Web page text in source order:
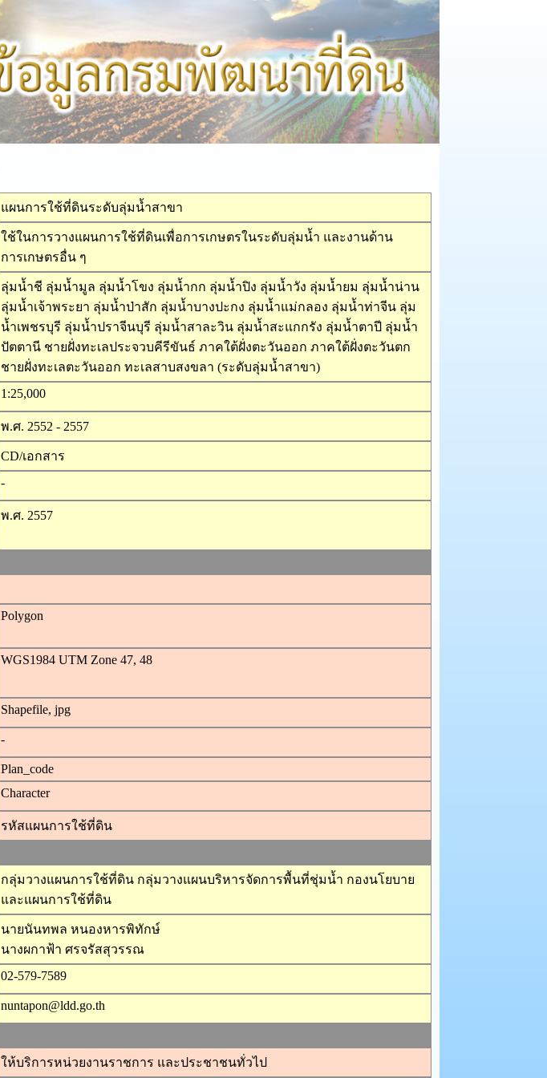
แผนการใช้ที่ดินระดับลุ่มน้ำสาขา
ใช้ในการวางแผนการใช้ที่ดินเพื่อการเกษตรในระดับลุ่มน้ำ และงานด้าน
การเกษตรอื่น ๆ
ลุ่มน้ำชี ลุ่มน้ำมูล ลุ่มน้ำโขง ลุ่มน้ำกก ลุ่มน้ำปิง ลุ่มน้ำวัง ลุ่มน้ำยม ลุ่มน้ำน่าน
ลุ่มน้ำเจ้าพระยา ลุ่มน้ำป่าสัก ลุ่มน้ำบางปะกง ลุ่มน้ำแม่กลอง ลุ่มน้ำท่าจีน ลุ่ม
น้ำเพชรบุรี ลุ่มน้ำปราจีนบุรี ลุ่มน้ำสาละวิน ลุ่มน้ำสะแกกรัง ลุ่มน้ำตาปี ลุ่มน้ำ
ปัตตานี ชายฝั่งทะเลประจวบคีรีขันธ์ ภาคใต้ฝั่งตะวันออก ภาคใต้ฝั่งตะวันตก
ชายฝั่งทะเลตะวันออก ทะเลสาบสงขลา (ระดับลุ่มน้ำสาขา)
1:25,000
พ.ศ. 2552 - 2557
CD/เอกสาร
-
พ.ศ. 2557
Polygon
WGS1984 UTM Zone 47, 48
Shapefile, jpg
-
Plan_code
Character
รหัสแผนการใช้ที่ดิน
กลุ่มวางแผนการใช้ที่ดิน กลุ่มวางแผนบริหารจัดการพื้นที่ชุ่มน้ำ กองนโยบาย
และแผนการใช้ที่ดิน
นายนันทพล หนองหารพิทักษ์
นางผกาฟ้า ศรจรัสสุวรรณ
02-579-7589
nuntapon@ldd.go.th
ให้บริการหน่วยงานราชการ และประชาชนทั่วไป